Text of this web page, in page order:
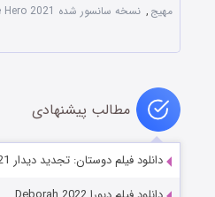
مهیج , نسخه سانسور شده Thief Female Hero 2021
مطالب پیشنهادی
دانلود فیلم دوستان: تجدید دیدار Friends: The Reunion 2021